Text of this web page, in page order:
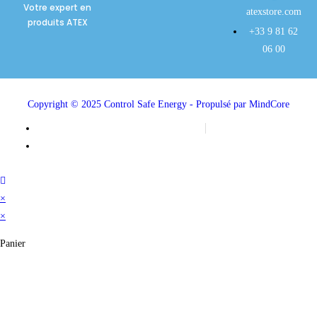
Votre expert en
produits ATEX
atexstore.com
+33 9 81 62
06 00
Copyright © 2025 Control Safe Energy - Propulsé par MindCore
×
×
Panier